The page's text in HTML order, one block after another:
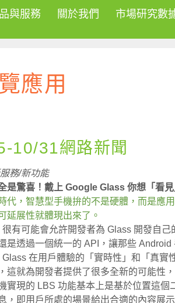
與服務 關於我們 市場研究數
應用
10/31網路新聞
務/新功能
是驚喜！戴上 Google Glass 你想「看見
代，智慧型手機拚的不是硬體，而是應
延展性就體現出來了。
有可能會允許開發者為 Glass 開發自己
是透過一個統一的 API，讓那些 Android
在用戶體驗的「實時性」和「真實
這就為開發者提供了很多全新的可能性
實現的 LBS 功能基本上是基於位置這個
，即用戶所處的場景給出合適的內容展